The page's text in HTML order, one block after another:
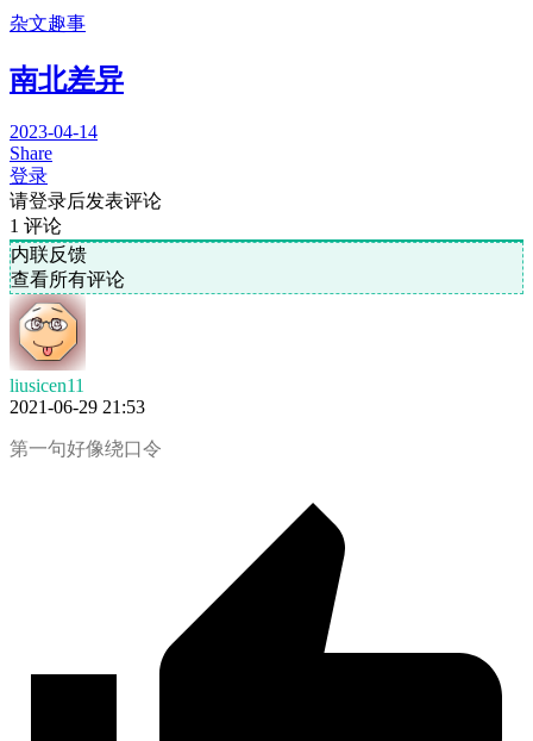
杂文趣事
南北差异
2023-04-14
Share
登录
请登录后发表评论
1 评论
内联反馈
查看所有评论
liusicen11
2021-06-29 21:53
第一句好像绕口令